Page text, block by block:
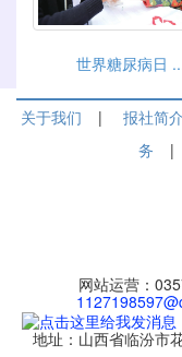
世界糖尿病日
关于我们 | 报社简介
务
|
网站运营：
地址：山西省临汾市